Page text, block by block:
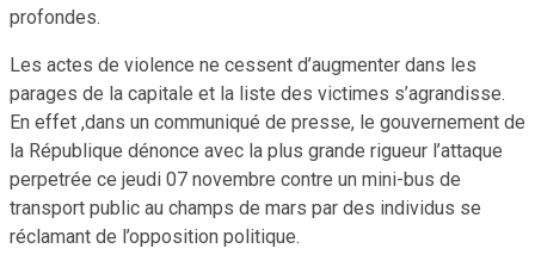
profondes.
Les actes de violence ne cessent d’augmenter dans les
parages de la capitale et la liste des victimes s’agrandisse.
En effet ,dans un communiqué de presse, le gouvernement de
la République dénonce avec la plus grande rigueur l’attaque
perpetrée ce jeudi 07 novembre contre un mini-bus de
transport public au champs de mars par des individus se
réclamant de l’opposition politique.